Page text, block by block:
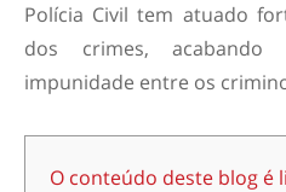
Polícia Civil tem atuado
dos crimes,
impunidade entre os
O conteúdo deste blog é